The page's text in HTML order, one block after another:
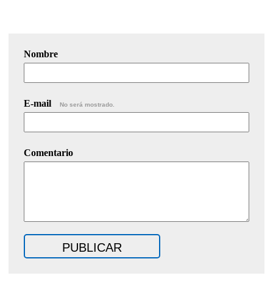
Nombre
E-mail No será mostrado.
Comentario